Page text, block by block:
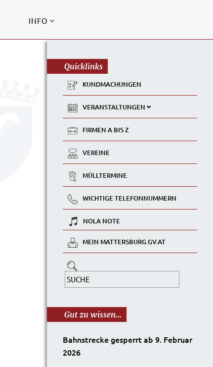
INFO
Quicklinks
KUNDMACHUNGEN
VERANSTALTUNGEN
FIRMEN A BIS Z
VEREINE
MÜLLTERMINE
WICHTIGE TELEFONNUMMERN
NOLA NOTE
MEIN MATTERSBURG.GV.AT
Gut zu wissen...
Bahnstrecke gesperrt ab 9. Februar
2026